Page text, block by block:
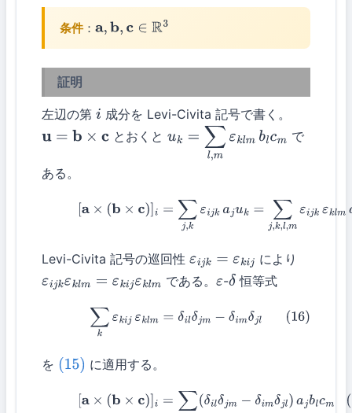
条件：a,b,c∈R3
証明
左辺の第 i 成分を Levi-Civita 記号で書く。
u=b× c とおくと uk=∑l mε k lmblcm で
ある。
(15) [a ×(b × c)] =∑ kεijkajuk=∑j,k m kεklmajblc
Levi-Civita 記号の巡回性 εijk=εk ij
により
εijkεklm =εkijεklm である。 ε-δ恒等式
(16)∑k εkijεklm =δilδjm −δ imδjl
を (15) に適用する。
(17)[ a× (b× c )]i= ∑j, m(δilδjm −δ mδjl)aj b lcm